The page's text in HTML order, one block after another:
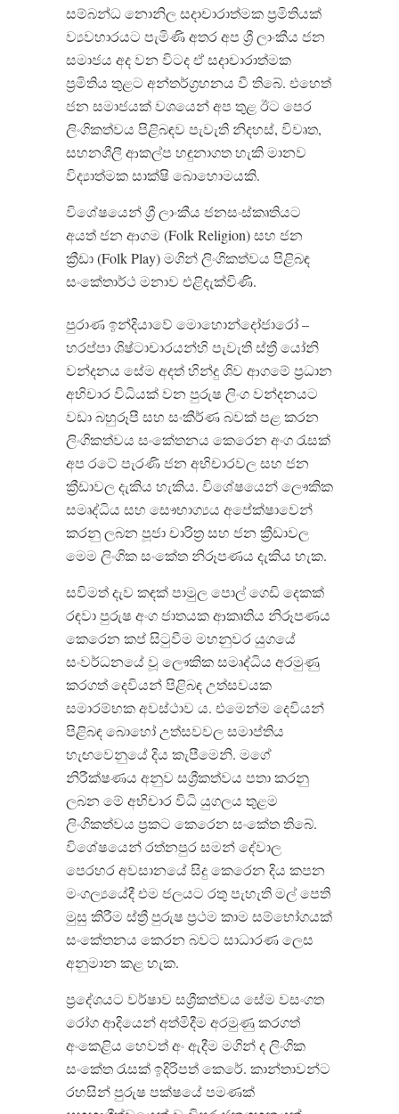
සම්බන්ධ නොනිල සදාචාරාත්මක ප්‍රමිතියක්
ව්‍යවහාරයට පැමිණි අතර අප ශ්‍රී ලාංකීය ජන
සමාජය අද වන විටද ඒ සදාචාරාත්මක
ප්‍රමිතිය තුළට අන්තර්ග්‍රහනය වී තිබේ. එහෙත්
ජන සමාජයක් වශයෙන් අප තුළ ඊට පෙර
ලිංගිකත්වය පිළිබඳව පැවැති නිදහස්, විවෘත,
සහනශීලී ආකල්ප හඳුනාගත හැකි මානව
විද්‍යාත්මක සාක්ෂි බොහොමයකි.
විශේෂයෙන් ශ්‍රී ලාංකීය ජනසංස්කෘතියට
අයත් ජන ආගම (Folk Religion) සහ ජන
ක්‍රීඩා (Folk Play) මගින් ලිංගිකත්වය පිළිබඳ
සංකේතාර්ථ මනාව එළිදැක්විණි.
පුරාණ ඉන්දියාවේ මොහොන්දෝජාරෝ –
හරප්පා ශිෂ්ටාචාරයන්හි පැවැති ස්ත්‍රී යෝනි
වන්දනය සේම අදත් හින්දු ශිව ආගමේ ප්‍රධාන
අභිචාර විධියක් වන පුරුෂ ලිංග වන්දනයට
වඩා බහුරූපී සහ සංකීර්ණ බවක් පළ කරන
ලිංගිකත්වය සංකේතනය කෙරෙන අංග රැසක්
අප රටේ පැරණි ජන අභිචාරවල සහ ජන
ක්‍රීඩාවල දැකිය හැකිය. විශේෂයෙන් ලෞකික
සමෘද්ධිය සහ සෞභාග්‍යය අපේක්ෂාවෙන්
කරනු ලබන පූජා චාරිත්‍ර සහ ජන ක්‍රීඩාවල
මෙම ලිංගික සංකේත නිරූපණය දැකිය හැක.
සවිමත් දැව කඳක් පාමුල ‍පොල් ගෙඩි දෙකක්
රඳවා පුරුෂ අංග ජාතයක ආකෘතිය නිරූපණය
කෙරෙන කප් සිටුවීම මහනුවර යුගයේ
සංවර්ධනයේ වූ ලෞකික සමෘද්ධිය අරමුණු
කරගත් දෙවියන් පිළිබඳ උත්සවයක
සමාරම්භක අවස්ථාව ය. එමෙන්ම දෙවියන්
පිළිබඳ බොහෝ උත්සවවල සමාප්තිය
හැඟවෙනුයේ දිය කැපීමෙනි. මගේ
නිරීක්ෂණය අනුව සශ්‍රීකත්වය පතා කරනු
ලබන මේ අභිචාර විධි යුගලය තුළම
ලිංගිකත්වය ප්‍රකට කෙරෙන සංකේත තිබේ.
විශේෂයෙන් රත්නපුර සමන් දේවාල
පෙරහර අවසානයේ සිදු කෙරෙන දිය කපන
මංගල්‍යයේදී එම ජලයට රතු පැහැති මල් පෙති
මුසු කිරීම ස්ත්‍රී පුරුෂ ප්‍රථම කාම සම්භෝගයක්
සංකේතනය කෙරන බවට සාධාරණ ලෙස
අනුමාන කළ හැක.
ප්‍රදේශයට වර්ෂාව සශ්‍රීකත්වය සේම වසංගත
රෝග ආදියෙන් අත්මිදීම අරමුණු කරගත්
අංකෙළිය හෙවත් අං ඇදීම මගින් ද ලිංගික
සංකේත රැසක් ඉදිරිපත් කෙරේ. කාන්තාවන්ට
රහසින් පුරුෂ පක්ෂයේ පමණක්